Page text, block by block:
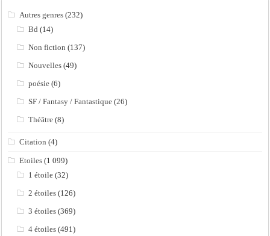
Autres genres (232)
Bd (14)
Non fiction (137)
Nouvelles (49)
poésie (6)
SF / Fantasy / Fantastique (26)
Théâtre (8)
Citation (4)
Etoiles (1 099)
1 étoile (32)
2 étoiles (126)
3 étoiles (369)
4 étoiles (491)